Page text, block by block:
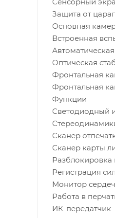
Защита от
Основная
Встроенная
Оптическая
Фронтальная
Фронтальная
Функции
Светодиодный
Сканер
Сканер карты
Разблокировка
Регистрация
Монитор
Работа в
ИК-передатчик